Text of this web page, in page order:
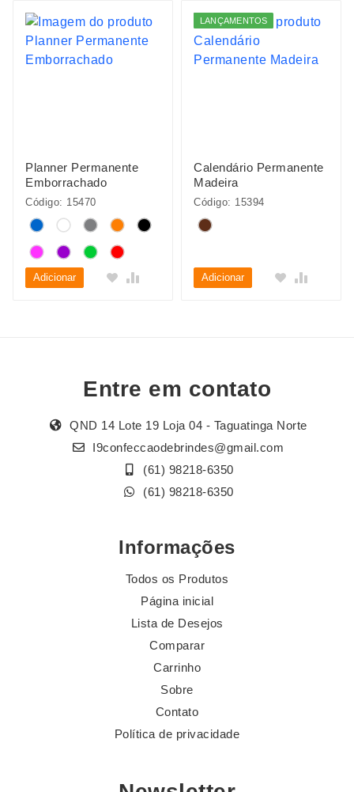
Planner Permanente
Emborrachado
Código: 15470
Adicionar
LANÇAMENTOS
Calendário Permanente
Madeira
Código: 15394
Adicionar
Entre em contato
QND 14 Lote 19 Loja 04 - Taguatinga Norte
I9confeccaodebrindes@gmail.com
(61) 98218-6350
(61) 98218-6350
Informações
Todos os Produtos
Página inicial
Lista de Desejos
Comparar
Carrinho
Sobre
Contato
Política de privacidade